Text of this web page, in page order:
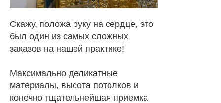
Скажу, положа руку на сердце, это
был один из самых сложных
заказов на нашей практике!
Максимально деликатные
материалы, высота потолков и
конечно тщательнейшая приемка